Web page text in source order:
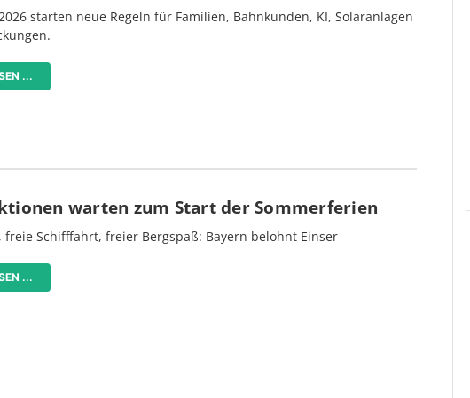
starten neue Regeln für Familien, Bahnkunden, KI, Solaranlagen
...
warten zum Start der Sommerferien
freie Schifffahrt, freier Bergspaß: Bayern belohnt Einser
...